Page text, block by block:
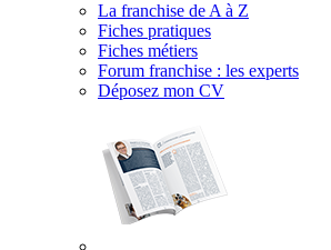
La franchise de A à Z
Fiches pratiques
Fiches métiers
Forum franchise : les experts
Déposez mon CV